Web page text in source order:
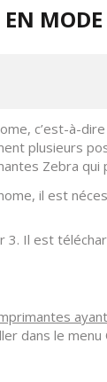
c’est-à-
plusieurs
Zebra qui
il est
3. Il est
dans le